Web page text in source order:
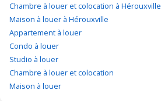
Chambre à louer et colocation à Hérouxville
Maison à louer à Hérouxville
Appartement à louer
Condo à louer
Studio à louer
Chambre à louer et colocation
Maison à louer